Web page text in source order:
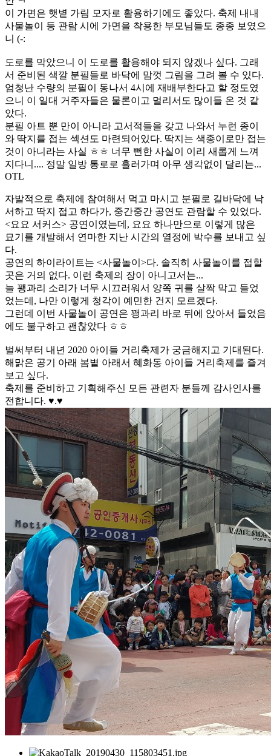
이 가면은 햇볕 가림 모자로 활용하기에도 좋았다. 축제 내내
사물놀이 등 관람 시에 가면을 착용한 부모님들도 종종 보였으
니 (-:
도로를 막았으니 이 도로를 활용해야 되지 않겠나 싶다. 그래
서 준비된 색깔 분필들로 바닥에 맘껏 그림을 그려 볼 수 있다.
엄청난 수량의 분필이 동나서 4시에 재배부한다고 할 정도였
으니 이 일대 거주자들은 물론이고 멀리서도 많이들 온 것 같
았다.
분필 아트 뿐 만이 아니라 고서적들을 갖고 나와서 누런 종이
와 딱지를 접는 섹션도 마련되어있다. 딱지는 색종이로만 접는
것이 아니라는 사실 ㅎㅎ 너무 뻔한 사실이 이리 새롭게 느껴
지다니.... 정말 일방 통로로 흘러가며 아무 생각없이 달리는...
OTL
자발적으로 축제에 참여해서 먹고 마시고 분필로 길바닥에 낙
서하고 딱지 접고 하다가, 중간중간 공연도 관람할 수 있었다.
<요요 서커스> 공연이였는데, 요요 하나만으로 이렇게 많은
묘기를 개발해서 연마한 지난 시간의 열정에 박수를 보내고 싶
다.
공연의 하이라이트는 <사물놀이>다. 솔직히 사물놀이를 접할
곳은 거의 없다. 이런 축제의 장이 아니고서는...
늘 꽹과리 소리가 너무 시끄러워서 양쪽 귀를 살짝 막고 들었
었는데, 나만 이렇게 청각이 예민한 건지 모르겠다.
그런데 이번 사물놀이 공연은 꽹과리 바로 뒤에 앉아서 들었음
에도 불구하고 괜찮았다 ㅎㅎ
벌써부터 내년 2020 아이들 거리축제가 궁금해지고 기대된다.
해맑은 공기 아래 봄볕 아래서 혜화동 아이들 거리축제를 즐겨
보고 싶다.
축제를 준비하고 기획해주신 모든 관련자 분들께 감사인사를
전합니다. ♥.♥ ​